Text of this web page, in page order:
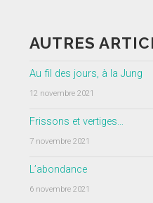
AUTRES
Au fil des jours, à la Jung
12 novembre 2021
Frissons et vertiges…
7 novembre 2021
L’abondance
6 novembre 2021